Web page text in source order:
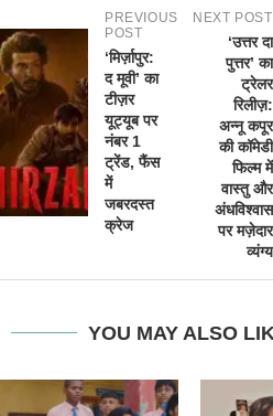
PREVIOUS
POST
‘मिर्ज़ापुर:
द मूवी’ का
टीज़र
यूट्यूब पर
नंबर 1
ट्रेंड, फैंस
में
जबरदस्त
क्रेज
NEXT POST
‘उत्तर दा
पुत्तर’ का
ट्रेलर
रिलीज़:
अन्नू कपूर
की कॉमेडी
फिल्म में
वास्तु और
अंधविश्वास
पर मज़ेदार
व्यंग्य
YOU MAY ALSO